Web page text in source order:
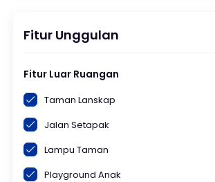
Fitur Unggulan
Fitur Luar Ruangan
Taman Lanskap
Jalan Setapak
Lampu Taman
Playground Anak